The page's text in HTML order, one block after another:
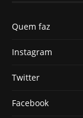
Quem faz
Instagram
Twitter
Facebook